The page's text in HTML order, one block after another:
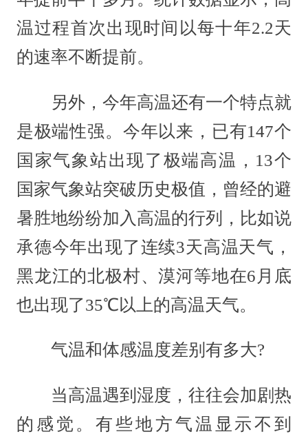
温过程首次出现时间以每十年2.2天
的速率不断提前。
另外，今年高温还有一个特点就
是极端性强。今年以来，已有147个
国家气象站出现了极端高温，13个
国家气象站突破历史极值，曾经的避
暑胜地纷纷加入高温的行列，比如说
承德今年出现了连续3天高温天气，
黑龙江的北极村、漠河等地在6月底
也出现了35℃以上的高温天气。
气温和体感温度差别有多大?
当高温遇到湿度，往往会加剧热
的感觉。有些地方气温显示不到